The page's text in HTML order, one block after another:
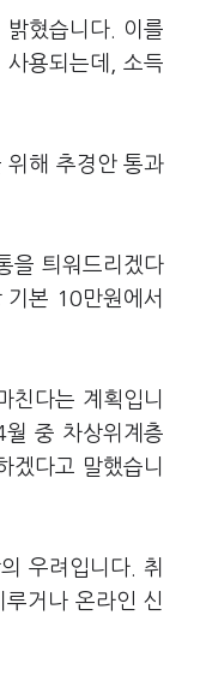
혔습니다. 이를
용되는데, 소득
위해 추경안 통과
을 틔워드리겠다
본 10만원에서
친다는 계획입니
중 차상위계층
다고 말했습니
우려입니다. 취
거나 온라인 신